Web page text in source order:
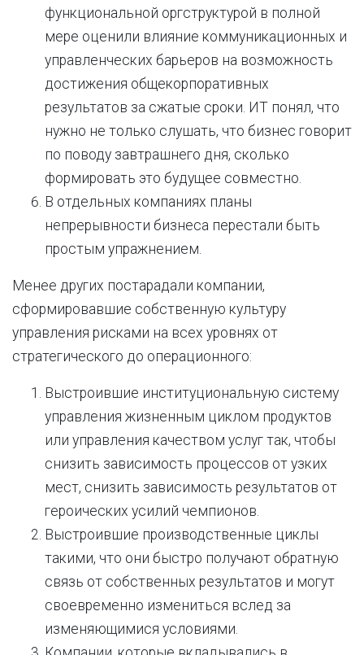
функциональной оргструктурой в полной
мере оценили влияние коммуникационных и
управленческих барьеров на возможность
достижения общекорпоративных
результатов за сжатые сроки. ИТ понял, что
нужно не только слушать, что бизнес говорит
по поводу завтрашнего дня, сколько
формировать это будущее совместно.
В отдельных компаниях планы
непрерывности бизнеса перестали быть
простым упражнением.
Менее других постарадали компании,
сформировавшие собственную культуру
управления рисками на всех уровнях от
стратегического до операционного:
Выстроившие институциональную систему
управления жизненным циклом продуктов
или управления качеством услуг так, чтобы
снизить зависимость процессов от узких
мест, снизить зависимость результатов от
героических усилий чемпионов.
Выстроившие производственные циклы
такими, что они быстро получают обратную
связь от собственных результатов и могут
своевременно измениться вслед за
изменяющимися условиями.